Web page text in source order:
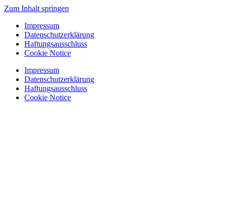
Zum Inhalt springen
Impressum
Datenschutzerklärung
Haftungsausschluss
Cookie Notice
Impressum
Datenschutzerklärung
Haftungsausschluss
Cookie Notice